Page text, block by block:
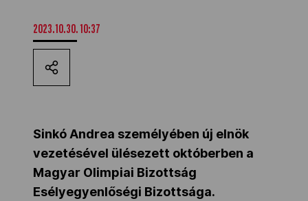
Kettőskarrier-program
Társszervezetek
2023.10.30. 10:37
Sinkó Andrea személyében új elnök
vezetésével ülésezett októberben a
Magyar Olimpiai Bizottság
Esélyegyenlőségi Bizottsága.